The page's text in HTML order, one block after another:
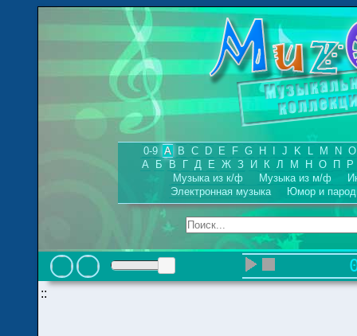
0-9 A B C D E F G H J K L M N O
А
Б В Г Д Е Ж З И К Л М Н О П
Р
Музыка из к/ф
Музыка из м/ф
Электронная музыка
Юмор и
::